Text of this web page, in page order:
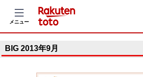
メニュー
BIG 2013年9月